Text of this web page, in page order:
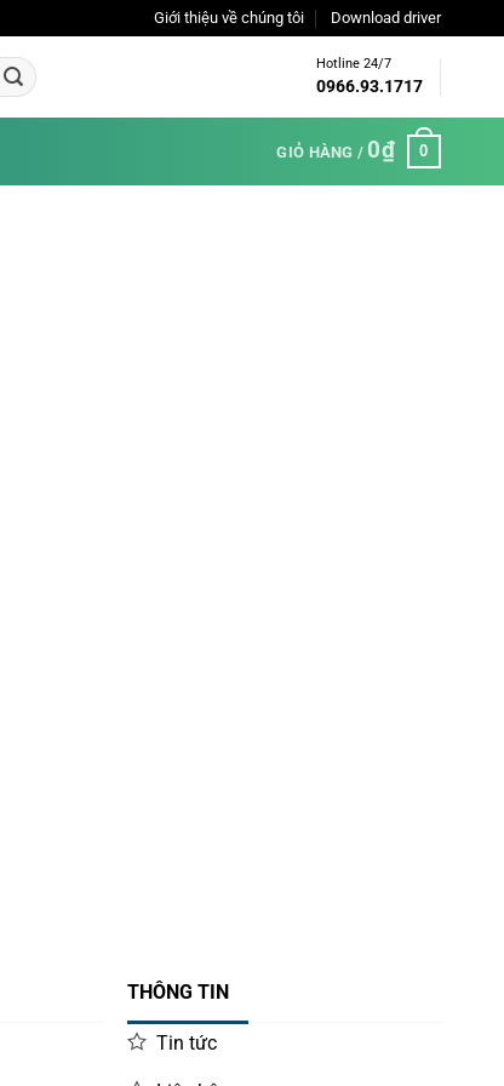
Giới thiệu về chúng tôi Download driver
Hotline 24/7
0966.93.1717
GIỎ HÀNG / 0₫ 0
THÔNG TIN
Tin tức